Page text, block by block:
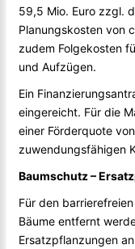
59,5 Mio. Euro zzgl.
Planungskosten von
zudem Folgekosten
und Aufzügen.
Ein
eingereicht. Für die
einer Förderquote
zuwendungsfähigen
Baumschutz –
Für den
Bäume entfernt
Ersatzpflanzungen